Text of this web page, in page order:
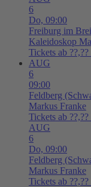
6
Do, 09:00
Freiburg im
Kaleidoskop
Tickets ab ??,??
AUG
6
09:00
Feldberg
Markus Franke
Tickets ab ??,??
AUG
6
Do, 09:00
Feldberg
Markus Franke
Tickets ab ??,??